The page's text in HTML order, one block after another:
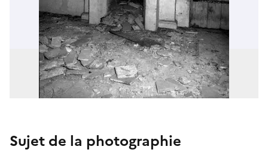
Sujet de la photographie